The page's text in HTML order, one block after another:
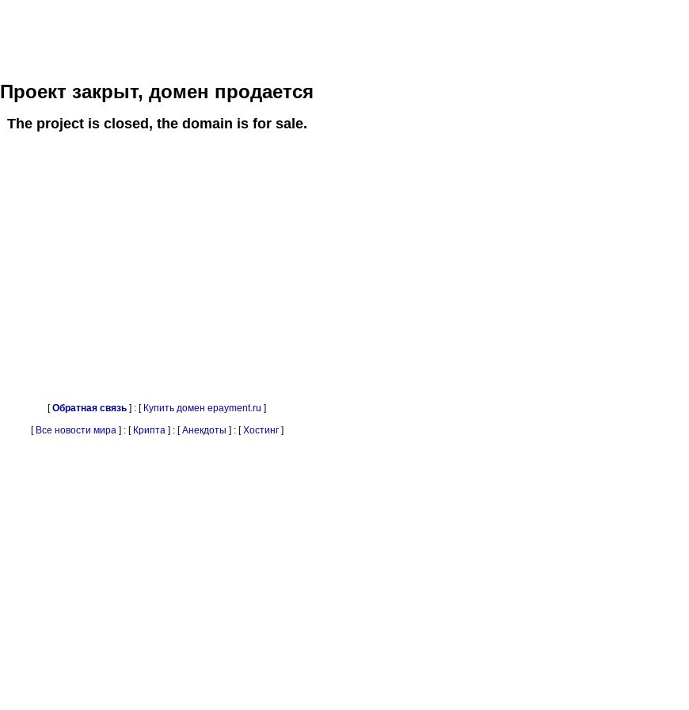
Проект закрыт, домен продается
The project is closed, the domain is for sale.
[Обратная связь ] : [ Купить домен epayment.ru ]
[ Все новости мира] : [ Крипта] : [Анекдоты ] : [Хостинг]